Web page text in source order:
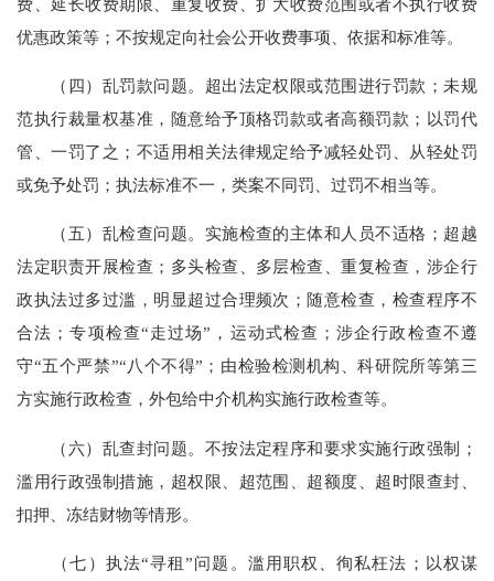
费、延长收费期限、重复收费、扩大收费范围或者不执行收费
优惠政策等；不按规定向社会公开收费事项、依据和标准等。
（四）乱罚款问题。超出法定权限或范围进行罚款；未规
范执行裁量权基准，随意给予顶格罚款或者高额罚款；以罚代
管、一罚了之；不适用相关法律规定给予减轻处罚、从轻处罚
或免予处罚；执法标准不一，类案不同罚、过罚不相当等。
（五）乱检查问题。实施检查的主体和人员不适格；超越
法定职责开展检查；多头检查、多层检查、重复检查，涉企行
政执法过多过滥，明显超过合理频次；随意检查，检查程序不
合法；专项检查“走过场”，运动式检查；涉企行政检查不遵
守“五个严禁”“八个不得”；由检验检测机构、科研院所等第三
方实施行政检查，外包给中介机构实施行政检查等。
（六）乱查封问题。不按法定程序和要求实施行政强制；
滥用行政强制措施，超权限、超范围、超额度、超时限查封、
扣押、冻结财物等情形。
（七）执法“寻租”问题。滥用职权、徇私枉法；以权谋